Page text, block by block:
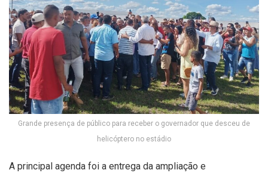
Grande presença de público para receber o governador que desceu de
helicóptero no estádio
A principal agenda foi a entrega da ampliação e